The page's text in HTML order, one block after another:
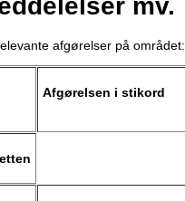
mv.
afgørelser på området:
Afgørelsen i stikord